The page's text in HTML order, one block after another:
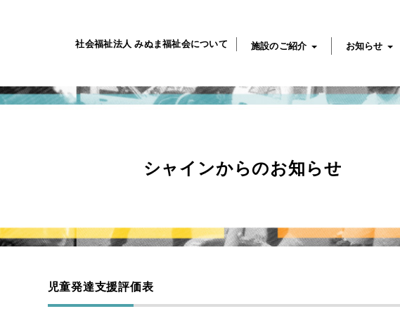
社会福祉法人 みぬま福祉会について 施設のご紹介 お知らせ
シャインからのお知らせ
児童発達支援評価表